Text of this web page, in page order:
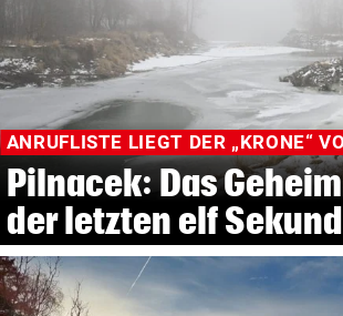
ANRUFLISTE LIEGT DER „KRONE“
Pilnacek: Das
der letzten elf